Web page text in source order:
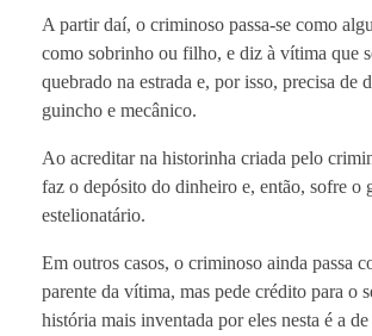
A partir daí, o criminoso passa-se como
como sobrinho ou filho, e diz à vítima que
quebrado na estrada e, por isso, precisa de
guincho e mecânico.
Ao acreditar na historinha criada pelo
faz o depósito do dinheiro e, então, sofre o
estelionatário.
Em outros casos, o criminoso ainda passa
parente da vítima, mas pede crédito para o
história mais inventada por eles nesta é a